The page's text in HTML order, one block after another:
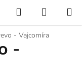
Hľadať
KOŠÍK
- Vajcomíra
-